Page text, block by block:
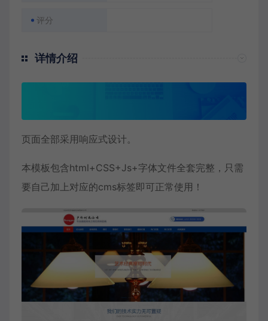
评分
详情介绍
页面全部采用响应式设计。
本模板包含html+CSS+Js+字体文件全套完整，只需
要自己加上对应的cms标签即可正常使用！